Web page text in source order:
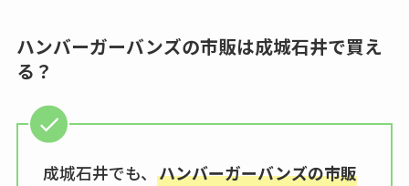
ハンバーガーバンズの市販は成城石井で買え
る？
成城石井でも、 ハンバーガーバンズの市販